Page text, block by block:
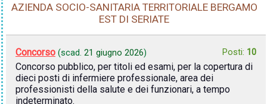
AZIENDA SOCIO-SANITARIA TERRITORIALE BERGAMO
EST DI SERIATE
Concorso (scad. 21 giugno 2026) Posti: 10
Concorso pubblico, per titoli ed esami, per la copertura di
dieci posti di infermiere professionale, area dei
professionisti della salute e dei funzionari, a tempo
indeterminato.